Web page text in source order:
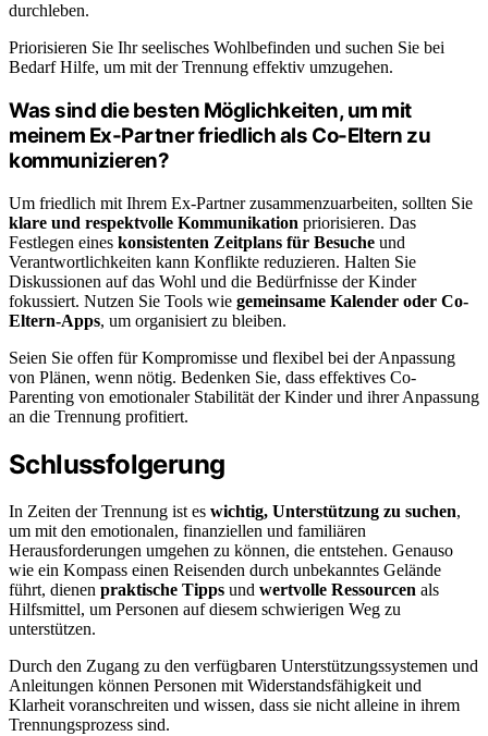
durchleben.
Priorisieren Sie Ihr seelisches Wohlbefinden und suchen Sie bei
Bedarf Hilfe, um mit der Trennung effektiv umzugehen.
Was sind die besten Möglichkeiten, um mit
meinem Ex-Partner friedlich als Co-Eltern zu
kommunizieren?
Um friedlich mit Ihrem Ex-Partner zusammenzuarbeiten, sollten Sie
klare und respektvolle Kommunikation priorisieren. Das
Festlegen eines konsistenten Zeitplans für Besuche und
Verantwortlichkeiten kann Konflikte reduzieren. Halten Sie
Diskussionen auf das Wohl und die Bedürfnisse der Kinder
fokussiert. Nutzen Sie Tools wie gemeinsame Kalender oder Co-
Eltern-Apps, um organisiert zu bleiben.
Seien Sie offen für Kompromisse und flexibel bei der Anpassung
von Plänen, wenn nötig. Bedenken Sie, dass effektives Co-
Parenting von emotionaler Stabilität der Kinder und ihrer Anpassung
an die Trennung profitiert.
Schlussfolgerung
In Zeiten der Trennung ist es wichtig, Unterstützung zu suchen,
um mit den emotionalen, finanziellen und familiären
Herausforderungen umgehen zu können, die entstehen. Genauso
wie ein Kompass einen Reisenden durch unbekanntes Gelände
führt, dienen praktische Tipps und wertvolle Ressourcen als
Hilfsmittel, um Personen auf diesem schwierigen Weg zu
unterstützen.
Durch den Zugang zu den verfügbaren Unterstützungssystemen und
Anleitungen können Personen mit Widerstandsfähigkeit und
Klarheit voranschreiten und wissen, dass sie nicht alleine in ihrem
Trennungsprozess sind.